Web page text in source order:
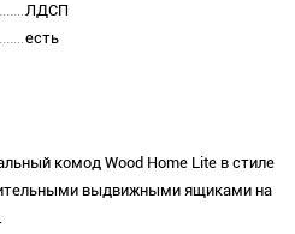
ЛДСП
есть
комод Wood Home Lite в стиле
выдвижными ящиками на